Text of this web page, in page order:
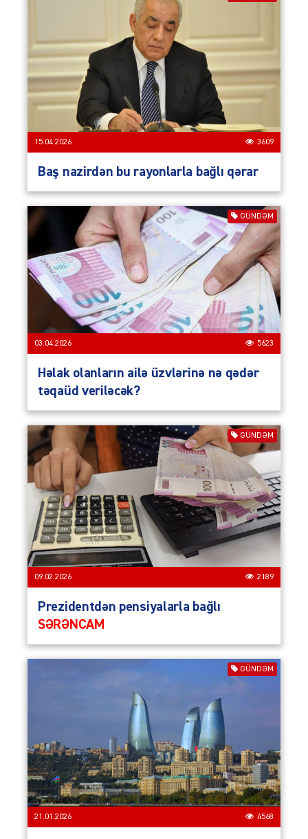
15.04.2026 3609
Baş nazirdən bu rayonlarla bağlı qərar
GÜNDƏM
03.04.2026 5623
Həlak olanların ailə üzvlərinə nə qədər
təqaüd veriləcək?
GÜNDƏM
09.02.2026 2189
Prezidentdən pensiyalarla bağlı
SƏRƏNCAM
GÜNDƏM
21.01.2026 4568